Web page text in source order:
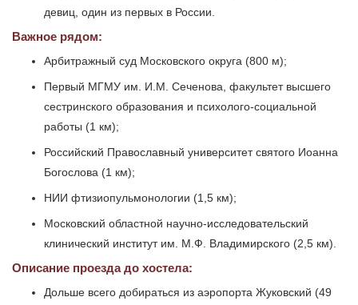
девиц, один из первых в России.
Важное рядом:
Арбитражный суд Московского округа (800 м);
Первый МГМУ им. И.М. Сеченова, факультет высшего
сестринского образования и психолого-социальной
работы (1 км);
Российский Православный университет святого Иоанна
Богослова (1 км);
НИИ фтизиопульмонологии (1,5 км);
Московский областной научно-исследовательский
клинический институт им. М.Ф. Владимирского (2,5 км).
Описание проезда до хостела:
Дольше всего добираться из аэропорта Жуковский (49